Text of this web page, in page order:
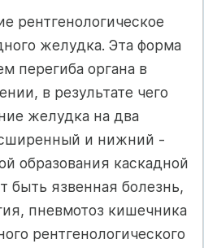
рентгенологическое
желудка. Эта форма
перегиба органа в
в результате чего
желудка на два
и нижний -
образования каскадной
быть язвенная болезнь,
пневмотоз кишечника
рентгенологического